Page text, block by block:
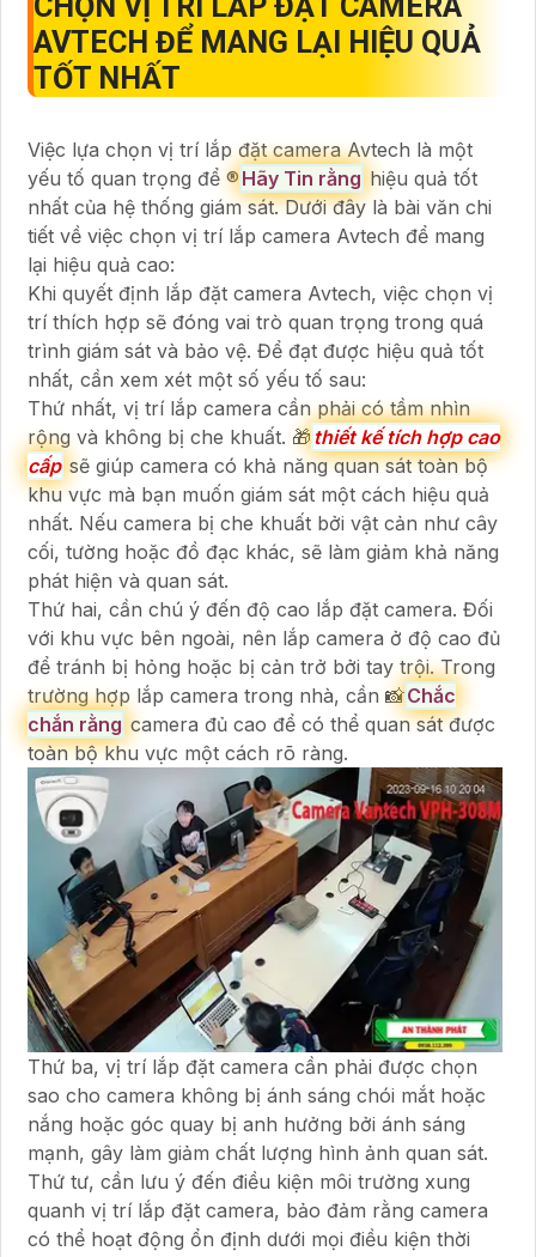
AVTECH ĐỂ MANG LẠI HIỆU QUẢ
TỐT NHẤT
Việc lựa chọn vị trí lắp đặt camera Avtech là một
yếu tố quan trọng để ®️ Hãy Tin rằng hiệu quả tốt
nhất của hệ thống giám sát. Dưới đây là bài văn chi
tiết về việc chọn vị trí lắp camera Avtech để mang
lại hiệu quả cao:
Khi quyết định lắp đặt camera Avtech, việc chọn vị
trí thích hợp sẽ đóng vai trò quan trọng trong quá
trình giám sát và bảo vệ. Để đạt được hiệu quả tốt
nhất, cần xem xét một số yếu tố sau:
Thứ nhất, vị trí lắp camera cần phải có tầm nhìn
rộng và không bị che khuất. 🎁 thiết kế tích hợp cao
cấp sẽ giúp camera có khả năng quan sát toàn bộ
khu vực mà bạn muốn giám sát một cách hiệu quả
nhất. Nếu camera bị che khuất bởi vật cản như cây
cối, tường hoặc đồ đạc khác, sẽ làm giảm khả năng
phát hiện và quan sát.
Thứ hai, cần chú ý đến độ cao lắp đặt camera. Đối
với khu vực bên ngoài, nên lắp camera ở độ cao đủ
để tránh bị hỏng hoặc bị cản trở bởi tay trội. Trong
trường hợp lắp camera trong nhà, cần 📸Chắc
chắn rằng camera đủ cao để có thể quan sát được
toàn bộ khu vực một cách rõ ràng.
Thứ ba, vị trí lắp đặt camera cần phải được chọn
sao cho camera không bị ánh sáng chói mắt hoặc
nắng hoặc góc quay bị anh hưởng bởi ánh sáng
mạnh, gây làm giảm chất lượng hình ảnh quan sát.
Thứ tư, cần lưu ý đến điều kiện môi trường xung
quanh vị trí lắp đặt camera, bảo đảm rằng camera
có thể hoạt động ổn định dưới mọi điều kiện thời